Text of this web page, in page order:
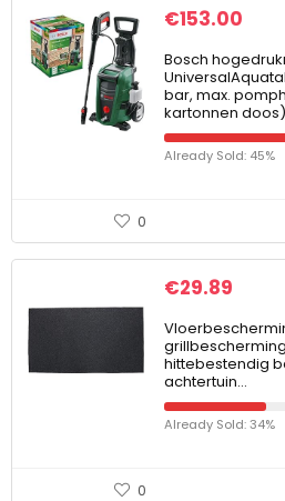
€153.00
Bosch
bar, max.
kartonnen doos)
Already Sold: 45%
0
€29.89
hittebestendig
achtertuin…
Already Sold: 34%
0